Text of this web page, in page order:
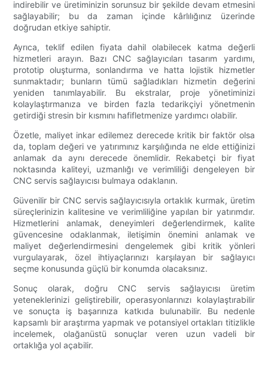
indirebilir ve üretiminizin sorunsuz bir şekilde devam etmesini
sağlayabilir; bu da zaman içinde kârlılığınız üzerinde
doğrudan etkiye sahiptir.
Ayrıca, teklif edilen fiyata dahil olabilecek katma değerli
hizmetleri arayın. Bazı CNC sağlayıcıları tasarım yardımı,
prototip oluşturma, sonlandırma ve hatta lojistik hizmetler
sunmaktadır; bunların tümü sağladıkları hizmetin değerini
yeniden tanımlayabilir. Bu ekstralar, proje yönetiminizi
kolaylaştırmanıza ve birden fazla tedarikçiyi yönetmenin
getirdiği stresin bir kısmını hafifletmenize yardımcı olabilir.
Özetle, maliyet inkar edilemez derecede kritik bir faktör olsa
da, toplam değeri ve yatırımınız karşılığında ne elde ettiğinizi
anlamak da aynı derecede önemlidir. Rekabetçi bir fiyat
noktasında kaliteyi, uzmanlığı ve verimliliği dengeleyen bir
CNC servis sağlayıcısı bulmaya odaklanın.
Güvenilir bir CNC servis sağlayıcısıyla ortaklık kurmak, üretim
süreçlerinizin kalitesine ve verimliliğine yapılan bir yatırımdır.
Hizmetlerini anlamak, deneyimleri değerlendirmek, kalite
güvencesine odaklanmak, iletişimin önemini anlamak ve
maliyet değerlendirmesini dengelemek gibi kritik yönleri
vurgulayarak, özel ihtiyaçlarınızı karşılayan bir sağlayıcı
seçme konusunda güçlü bir konumda olacaksınız.
Sonuç olarak, doğru CNC servis sağlayıcısı üretim
yeteneklerinizi geliştirebilir, operasyonlarınızı kolaylaştırabilir
ve sonuçta iş başarınıza katkıda bulunabilir. Bu nedenle
kapsamlı bir araştırma yapmak ve potansiyel ortakları titizlikle
incelemek, olağanüstü sonuçlar veren uzun vadeli bir
ortaklığa yol açabilir.